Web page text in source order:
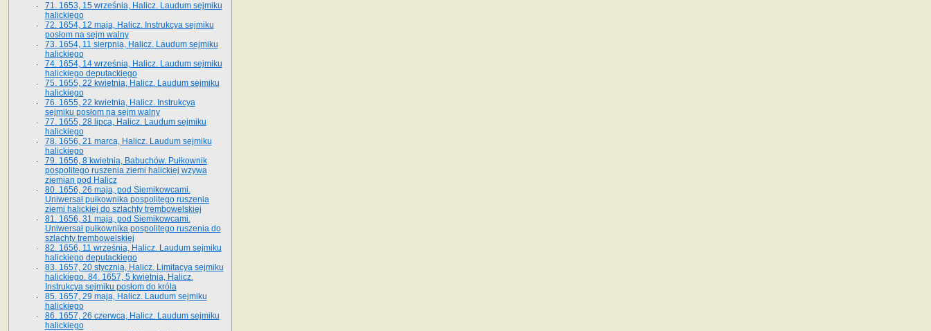
71. 1653, 15 września, Halicz. Laudum sejmiku
halickiego
72. 1654, 12 maja, Halicz. Instrukcya sejmiku
posłom na sejm walny
73. 1654, 11 sierpnia, Halicz. Laudum sejmiku
halickiego
74. 1654, 14 września, Halicz. Laudum sejmiku
halickiego deputackiego
75. 1655, 22 kwietnia, Halicz. Laudum sejmiku
halickiego
76. 1655, 22 kwietnia, Halicz. Instrukcya
sejmiku posłom na sejm walny
77. 1655, 28 lipca, Halicz. Laudum sejmiku
halickiego
78. 1656, 21 marca, Halicz. Laudum sejmiku
halickiego
79. 1656, 8 kwietnia, Babuchów. Pułkownik
pospolitego ruszenia ziemi halickiej wzywa
ziemian pod Halicz
80. 1656, 26 maja, pod Siemikowcami.
Uniwersał pułkownika pospolitego ruszenia
ziemi halickiej do szlachty trembowelskiej
81. 1656, 31 maja, pod Siemikowcami.
Uniwersał pułkownika pospolitego ruszenia do
szlachty trembowelskiej
82. 1656, 11 września, Halicz. Laudum sejmiku
halickiego deputackiego
83. 1657, 20 stycznia, Halicz. Limitacya sejmiku
halickiego. 84. 1657, 5 kwietnia, Halicz.
Instrukcya sejmiku posłom do króla
85. 1657, 29 maja, Halicz. Laudum sejmiku
halickiego
86. 1657, 26 czerwca, Halicz. Laudum sejmiku
halickiego